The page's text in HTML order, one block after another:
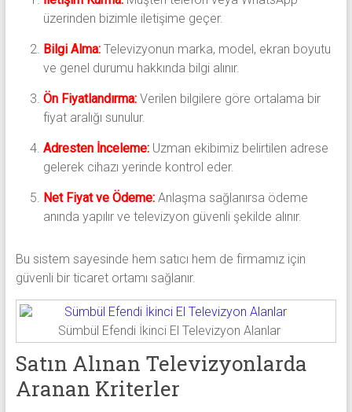
üzerinden bizimle iletişime geçer.
Bilgi Alma:Televizyonun marka, model, ekran boyutu
ve genel durumu hakkında bilgi alınır.
Ön Fiyatlandırma:Verilen bilgilere göre ortalama bir
fiyat aralığı sunulur.
Adresten İnceleme:Uzman ekibimiz belirtilen adrese
gelerek cihazı yerinde kontrol eder.
Net Fiyat ve Ödeme:Anlaşma sağlanırsa ödeme
anında yapılır ve televizyon güvenli şekilde alınır.
Bu sistem sayesinde hem satıcı hem de firmamız için
güvenli bir ticaret ortamı sağlanır.
Sümbül Efendi İkinci El Televizyon Alanlar
Satın Alınan Televizyonlarda
Aranan Kriterler